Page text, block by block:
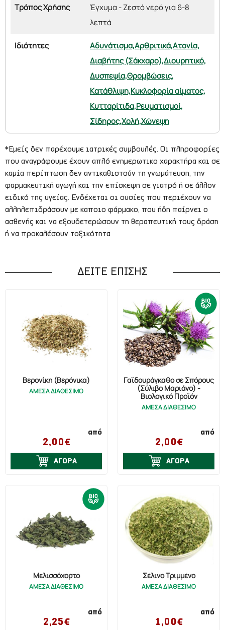
Τρόπος Χρήσης
Έγχυμα - Ζεστό νερό για 6-8
λεπτά
Ιδιότητες Αδυνάτισμα,Αρθριτικά,Ατονία,
Διαβήτης (Σάκχαρο),Διουρητικό,
Δυσπεψία,Θρομβώσεις,
Κατάθλιψη,Κυκλοφορία αίματος,
Κυτταρίτιδα,Ρευματισμοί,
Σίδηρος,Χολή,Χώνεψη
*Εμείς δεν παρέχουμε ιατρικές συμβουλές. Οι πληροφορίες
που αναγράφουμε έχουν απλό ενημερωτικο χαρακτήρα και σε
καμία περίπτωση δεν αντικαθιστούν τη γνωμάτευση, την
φαρμακευτική αγωγή και την επίσκεψη σε γιατρό ή σε άλλον
ειδικό της υγείας. Ενδέχεται οι ουσίες που περιέχουν να
αλληλεπιδράσουν με καποιο φάρμακο, που ήδη παίρνει ο
ασθενής και να εξουδετερώσουν τη θεραπευτική τους δράση
ή να προκαλέσουν τοξικότητα
ΔΕΙΤΕ ΕΠΙΣΗΣ
Βερονίκη (Βερόνικα)
ΑΜΕΣΑ ΔΙΑΘΕΣΙΜΟ
από
2,00€
ΑΓΟΡΑ
Γαϊδουράγκαθο σε Σπόρους
(Σύλιβο Μαριάνο) -
Βιολογικό Προϊόν
ΑΜΕΣΑ ΔΙΑΘΕΣΙΜΟ
από
2,00€
ΑΓΟΡΑ
Μελισσόχορτο
ΑΜΕΣΑ ΔΙΑΘΕΣΙΜΟ
από
2,25€
Σέλινο Τριμμένο
ΑΜΕΣΑ ΔΙΑΘΕΣΙΜΟ
από
1,00€